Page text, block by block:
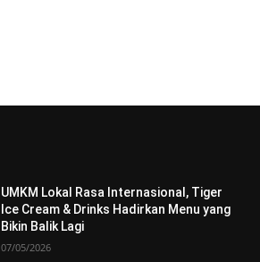
UMKM Lokal Rasa Internasional, Tiger
Ice Cream & Drinks Hadirkan Menu yang
Bikin Balik Lagi
07/05/2026